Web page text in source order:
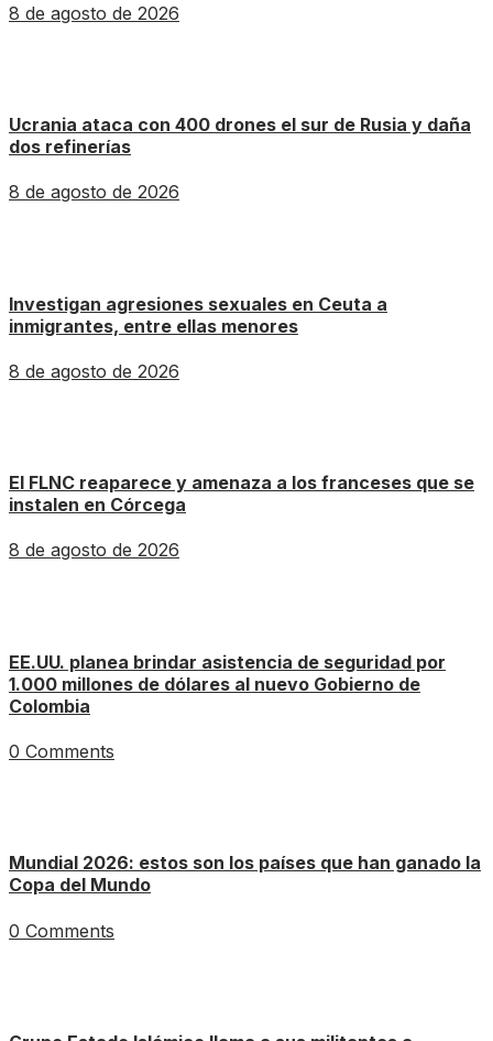
8 de agosto de 2026
Ucrania ataca con 400 drones el sur de Rusia y daña
dos refinerías
8 de agosto de 2026
Investigan agresiones sexuales en Ceuta a
inmigrantes, entre ellas menores
8 de agosto de 2026
El FLNC reaparece y amenaza a los franceses que se
instalen en Córcega
8 de agosto de 2026
EE.UU. planea brindar asistencia de seguridad por
1.000 millones de dólares al nuevo Gobierno de
Colombia
0 Comments
Mundial 2026: estos son los países que han ganado la
Copa del Mundo
0 Comments